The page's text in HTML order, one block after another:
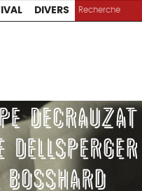
DIVERS RECHERCHER :